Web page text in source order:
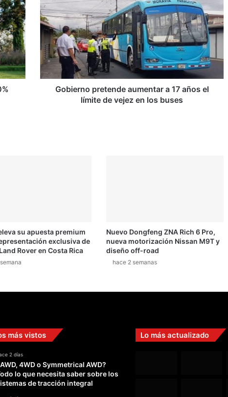
pretende
aumentar
a
17
años
el
límite
de
Gobierno pretende aumentar a 17 años el
límite de vejez en los buses
su apuesta premium
exclusiva de
Rover en Costa Rica
Nuevo Dongfeng ZNA Rich 6 Pro,
nueva motorización Nissan M9T y
diseño off-road
hace 2 semanas
más vistos
2 días
4WD o Symmetrical AWD?
lo que necesita saber sobre los
de tracción integral
Lo más actualizado